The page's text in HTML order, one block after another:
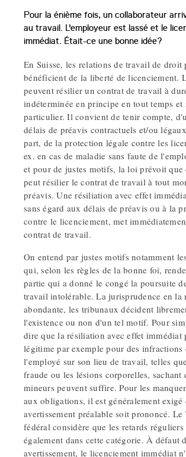
Pour la énième fois, un collaborateur
au travail. L'employeur est lassé et le
immédiat. Était-ce une bonne idée?
En Suisse, les relations de travail de droit
bénéficient de la liberté de licenciement.
peuvent résilier un contrat de travail à
indéterminée en principe en tout temps et
particulier. Il convient de tenir compte,
délais de préavis contractuels et/ou
part, de la protection légale contre les
ex. en cas de maladie sans faute de
et pour de justes motifs, la loi prévoit que
peut résilier le contrat de travail à tout
préavis. Une résiliation avec effet
sans égard aux délais de préavis ou à la
contre le licenciement, met
contrat de travail.
On entend par justes motifs notamment
qui, selon les règles de la bonne foi,
partie qui a donné le congé la poursuite
travail intolérable. La jurisprudence en la
abondante, les tribunaux décident
l'existence ou non d'un tel motif. Pour
dire que la résiliation avec effet immédiat
légitime par exemple pour des infractions
l'employé sur son lieu de travail, telles
fraude ou les lésions corporelles, sachant
mineurs peuvent suffire. Pour les
aux obligations, il est généralement exigé
avertissement préalable soit prononcé. Le
fédéral considère que les retards réguliers
également dans cette catégorie. À défaut
avertissement, le licenciement immédiat